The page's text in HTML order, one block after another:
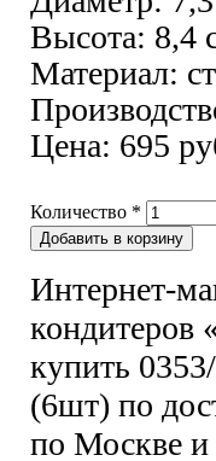
Высота: 8,4
Материал:
Цена: 695
Количество *
Интернет-
кондитеров
купить
(6шт) по
по Москве и